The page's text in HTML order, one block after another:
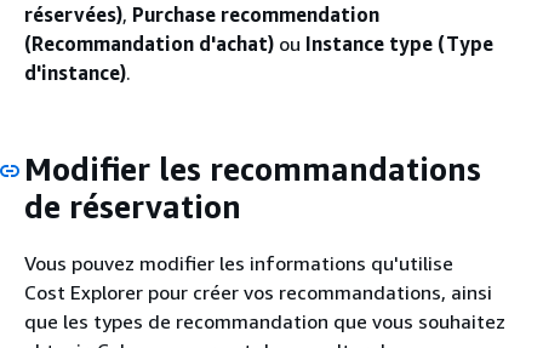
réservées), Purchase recommendation
(Recommandation d'achat) ou Instance type (Type
d'instance).
Modifier les recommandations
de réservation
Vous pouvez modifier les informations qu'utilise
Cost Explorer pour créer vos recommandations, ainsi
que les types de recommandation que vous souhaitez